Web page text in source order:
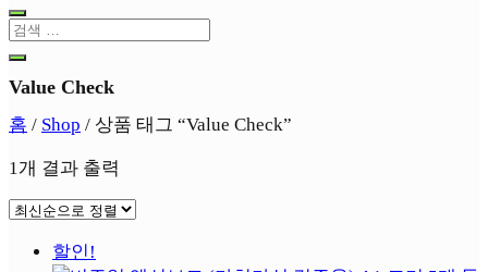
Value Check
홈 / Shop / 상품 태그 “Value Check”
1개 결과 출력
할인!